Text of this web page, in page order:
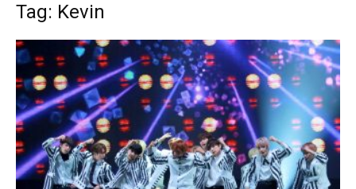
Tag: Kevin